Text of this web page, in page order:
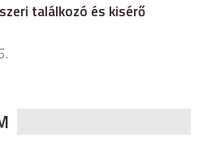
találkozó és kisérő